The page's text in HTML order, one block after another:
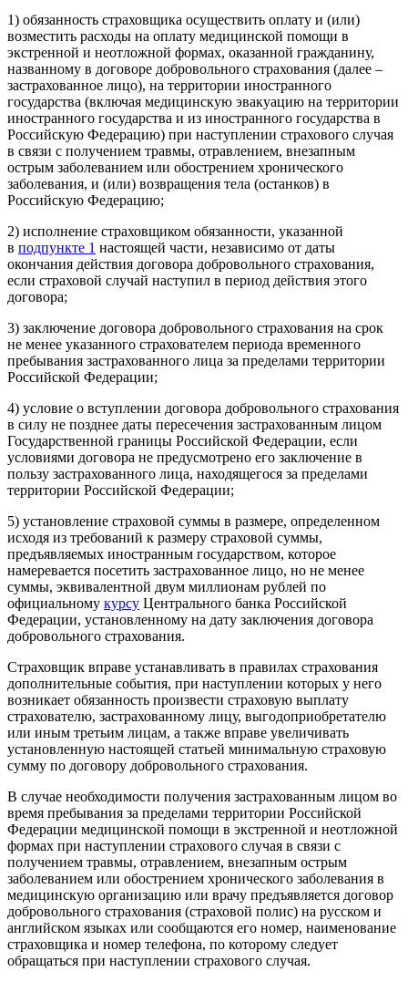
1) обязанность страховщика осуществить оплату и (или)
возместить расходы на оплату медицинской помощи в
экстренной и неотложной формах, оказанной гражданину,
названному в договоре добровольного страхования (далее –
застрахованное лицо), на территории иностранного
государства (включая медицинскую эвакуацию на территории
иностранного государства и из иностранного государства в
Российскую Федерацию) при наступлении страхового случая
в связи с получением травмы, отравлением, внезапным
острым заболеванием или обострением хронического
заболевания, и (или) возвращения тела (останков) в
Российскую Федерацию;
2) исполнение страховщиком обязанности, указанной
в подпункте 1 настоящей части, независимо от даты
окончания действия договора добровольного страхования,
если страховой случай наступил в период действия этого
договора;
3) заключение договора добровольного страхования на срок
не менее указанного страхователем периода временного
пребывания застрахованного лица за пределами территории
Российской Федерации;
4) условие о вступлении договора добровольного страхования
в силу не позднее даты пересечения застрахованным лицом
Государственной границы Российской Федерации, если
условиями договора не предусмотрено его заключение в
пользу застрахованного лица, находящегося за пределами
территории Российской Федерации;
5) установление страховой суммы в размере, определенном
исходя из требований к размеру страховой суммы,
предъявляемых иностранным государством, которое
намеревается посетить застрахованное лицо, но не менее
суммы, эквивалентной двум миллионам рублей по
официальному курсу Центрального банка Российской
Федерации, установленному на дату заключения договора
добровольного страхования.
Страховщик вправе устанавливать в правилах страхования
дополнительные события, при наступлении которых у него
возникает обязанность произвести страховую выплату
страхователю, застрахованному лицу, выгодоприобретателю
или иным третьим лицам, а также вправе увеличивать
установленную настоящей статьей минимальную страховую
сумму по договору добровольного страхования.
В случае необходимости получения застрахованным лицом во
время пребывания за пределами территории Российской
Федерации медицинской помощи в экстренной и неотложной
формах при наступлении страхового случая в связи с
получением травмы, отравлением, внезапным острым
заболеванием или обострением хронического заболевания в
медицинскую организацию или врачу предъявляется договор
добровольного страхования (страховой полис) на русском и
английском языках или сообщаются его номер, наименование
страховщика и номер телефона, по которому следует
обращаться при наступлении страхового случая.